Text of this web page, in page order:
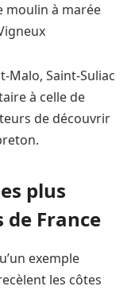
moulin à marée
Malo, Saint-Suliac
à celle de
de découvrir
plus
France
exemple
les côtes